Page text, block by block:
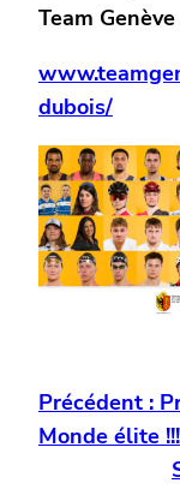
Team
dubois/
Précédent :
Monde élite !!!